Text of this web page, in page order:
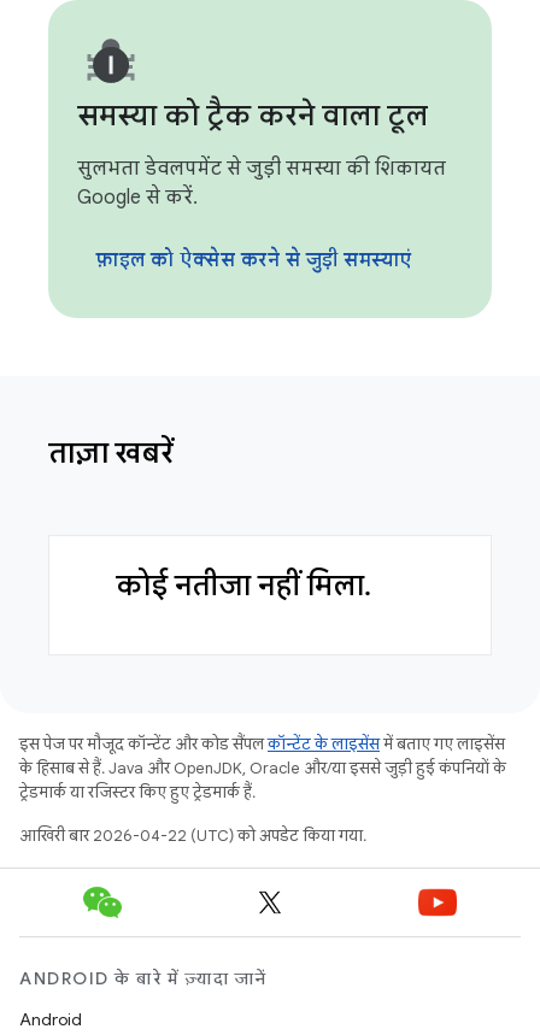
समस्या को ट्रैक करने वाला टूल
सुलभता डेवलपमेंट से जुड़ी समस्या की शिकायत
Google से करें.
फ़ाइल को ऐक्सेस करने से जुड़ी समस्याएं
ताज़ा खबरें
कोई नतीजा नहीं मिला.
इस पेज पर मौजूद कॉन्टेंट और कोड सैंपलकॉन्टेंट के लाइसेंसमें बताए गए लाइसेंस
के हिसाब से हैं. Java और OpenJDK, Oracle और/या इससे जुड़ी हुई कंपनियों के
ट्रेडमार्क या रजिस्टर किए हुए ट्रेडमार्क हैं.
आखिरी बार 2026-04-22 (UTC) को अपडेट किया गया.
ANDROID के बारे में ज़्यादा जानें
Android